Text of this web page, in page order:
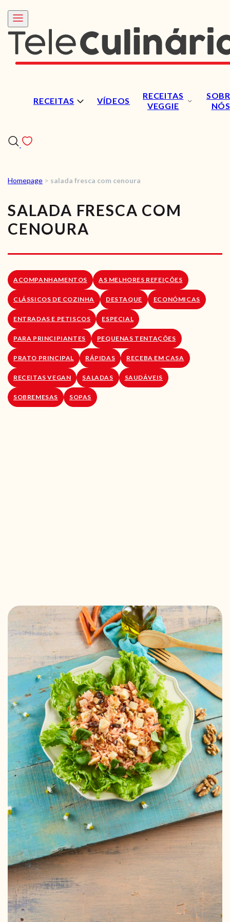
RECEITAS VÍDEOS
RECEITAS
VEGGIE
NÓS
RECEITAS
VÍDEOS
RECEITAS VEGGIE
LOJA ONLINE
BLOG
Homepage > salada fresca com cenoura
SALADA FRESCA COM
CENOURA
ACOMPANHAMENTOS AS MELHORES REFEIÇÕES
CLÁSSICOS DE COZINHA DESTAQUE ECONÓMICAS
ENTRADAS E PETISCOS ESPECIAL
PARA PRINCIPIANTES PEQUENAS TENTAÇÕES
PRATO PRINCIPAL RÁPIDAS RECEBA EM CASA
RECEITAS VEGAN SALADAS SAUDÁVEIS
SOBREMESAS SOPAS